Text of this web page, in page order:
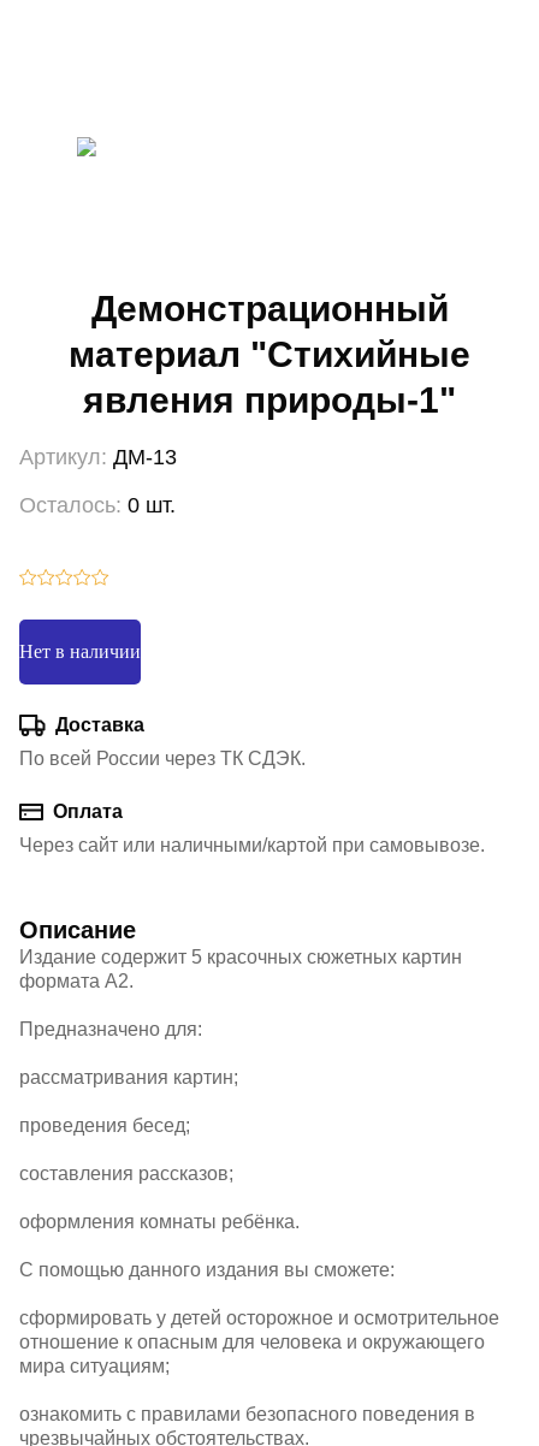
Демонстрационный
материал "Стихийные
явления природы-1"
Артикул: ДМ-13
Осталось: 0 шт.
Нет в наличии
Доставка
По всей России через ТК СДЭК.
Оплата
Через сайт или наличными/картой при самовывозе.
Описание
Издание содержит 5 красочных сюжетных картин
формата А2.
Предназначено для:
рассматривания картин;
проведения бесед;
составления рассказов;
оформления комнаты ребёнка.
С помощью данного издания вы сможете:
сформировать у детей осторожное и осмотрительное
отношение к опасным для человека и окружающего
мира ситуациям;
ознакомить с правилами безопасного поведения в
чрезвычайных обстоятельствах.